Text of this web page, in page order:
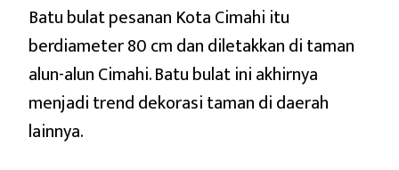
Batu bulat pesanan Kota Cimahi itu
berdiameter 80 cm dan diletakkan di taman
alun-alun Cimahi. Batu bulat ini akhirnya
menjadi trend dekorasi taman di daerah
lainnya.